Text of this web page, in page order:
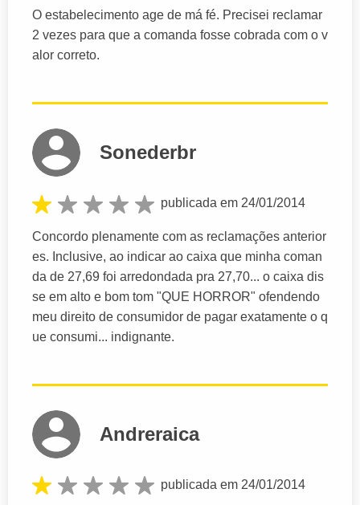
O estabelecimento age de má fé. Precisei reclamar
2 vezes para que a comanda fosse cobrada com o v
alor correto.
Sonederbr
publicada em 24/01/2014
Concordo plenamente com as reclamações anterior
es. Inclusive, ao indicar ao caixa que minha coman
da de 27,69 foi arredondada pra 27,70... o caixa dis
se em alto e bom tom "QUE HORROR" ofendendo
meu direito de consumidor de pagar exatamente o q
ue consumi... indignante.
Andreraica
publicada em 24/01/2014